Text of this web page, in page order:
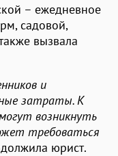
– ежедневное
садовой,
вызвала
и
затраты. К
возникнуть
требоваться
юрист.